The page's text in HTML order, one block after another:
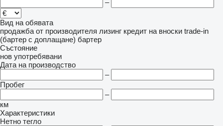
–
Вид на обявата
продажба от производителя лизинг кредит на вноски trade-in
(бартер с доплащане) бартер
Състояние
нов употребявани
Дата на производство
–
Пробег
–
км
Характеристики
Нетно тегло